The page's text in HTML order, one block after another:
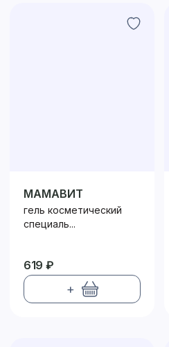
МАМАВИТ
гель косметический
специаль...
619 ₽
+